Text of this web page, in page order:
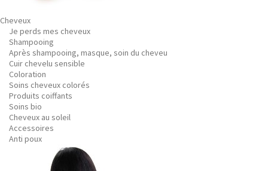
Cheveux
Je perds mes cheveux
Shampooing
Après shampooing, masque, soin du cheveu
Cuir chevelu sensible
Coloration
Soins cheveux colorés
Produits coiffants
Soins bio
Cheveux au soleil
Accessoires
Anti poux